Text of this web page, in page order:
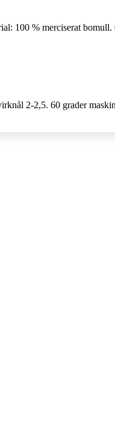
100 % merciserat bomull.
2-2,5. 60 grader